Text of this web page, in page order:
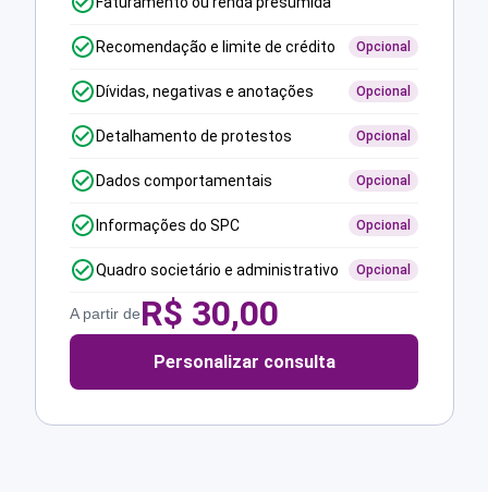
Recomendação e limite de crédito Opcional
Dívidas, negativas e anotações Opcional
Detalhamento de protestos Opcional
Dados comportamentais Opcional
Informações do SPC Opcional
Quadro societário e administrativo Opcional
A partir deR$ 30,00
Personalizar consulta